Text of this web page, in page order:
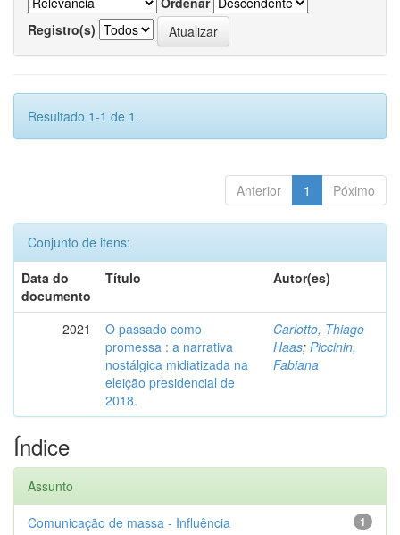
Registro(s)
Resultado 1-1 de 1.
Anterior 1 Póximo
Conjunto de itens:
Data do
documento
Título Autor(es)
2021
O passado como
promessa : a narrativa
nostálgica midiatizada na
eleição presidencial de
2018.
Carlotto, Thiago
Haas; Piccinin,
Fabiana
Índice
Assunto
1
Comunicação de massa - Influência